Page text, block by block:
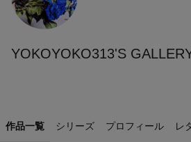
YOKOYOKO313'S
作品一覧 シリーズ プロフィール レ